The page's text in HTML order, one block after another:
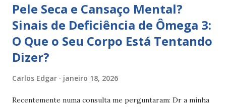
Pele Seca e Cansaço Mental?
Sinais de Deficiência de Ômega 3:
O Que o Seu Corpo Está Tentando
Dizer?
Carlos Edgar janeiro 18, 2026
Recentemente numa consulta me perguntaram: Dr a minha